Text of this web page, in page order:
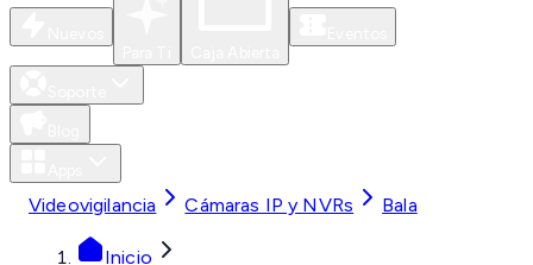
Videovigilancia Cámaras IP y NVRs Bala
Inicio